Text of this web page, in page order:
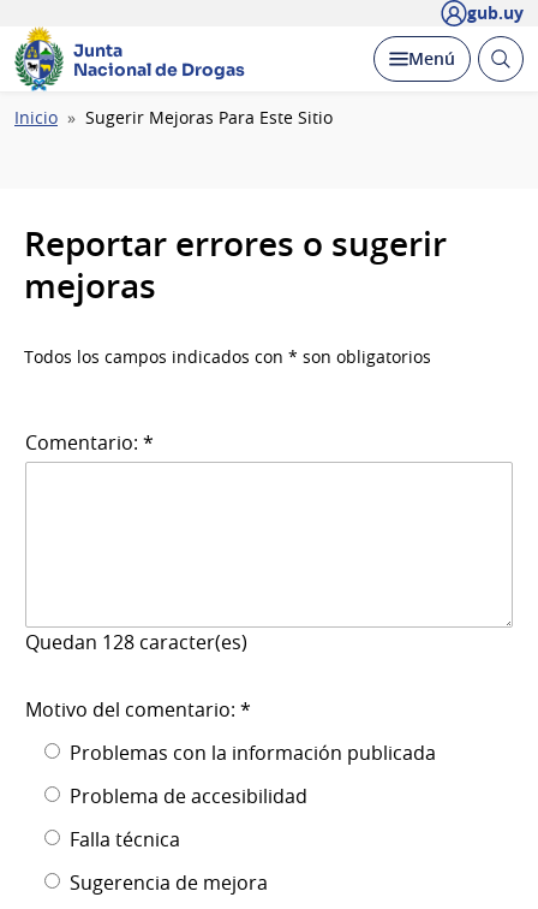
gub.uy
Junta
Nacional de Drogas
Desplegar
Menú Abrir
Ruta
Inicio Sugerir Mejoras Para Este Sitio
Reportar errores o sugerir
mejoras
Todos los campos indicados con * son obligatorios
Comentario: *
Quedan 128 caracter(es)
Motivo del comentario: *
Problemas con la información publicada
Problema de accesibilidad
Falla técnica
Sugerencia de mejora